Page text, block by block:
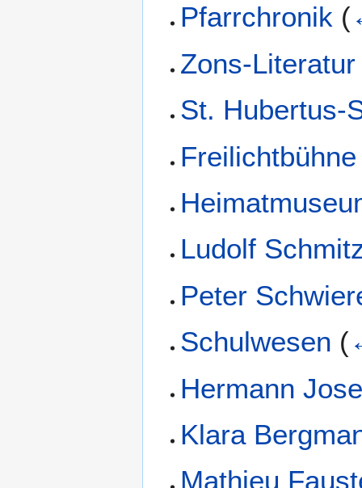
Pfarrchronik (
Zons-Literatur
St. Hubertus-
Freilichtbühne
Ludolf
Peter
Schulwesen (
Hermann
Klara
Mathieu